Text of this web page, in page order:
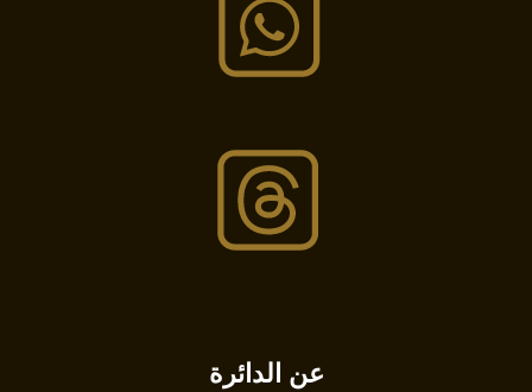
عن الدائرة